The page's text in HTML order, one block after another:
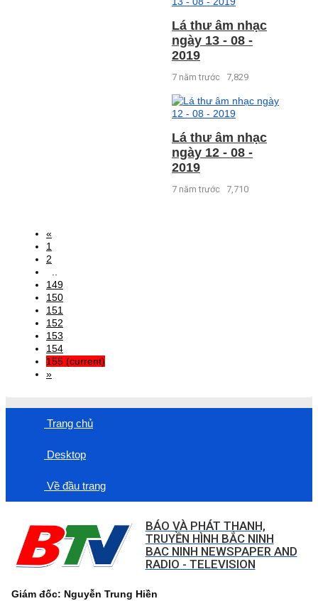
Lá thư âm nhạc
ngày 13 - 08 -
2019
7 năm trước 7,829
Lá thư âm nhạc
ngày 12 - 08 -
2019
7 năm trước 7,710
«
1
2
149
150
151
152
153
154
155 (current)
»
Trang chủ
Desktop
Về đầu trang
BÁO VÀ PHÁT THANH,
TRUYỀN HÌNH BẮC NINH
BAC NINH NEWSPAPER AND
RADIO - TELEVISION
Giám đốc: Nguyễn Trung Hiền